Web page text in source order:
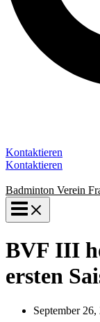
Kontaktieren
Kontaktieren
Badminton Verein
BVF III
ersten
September 26,